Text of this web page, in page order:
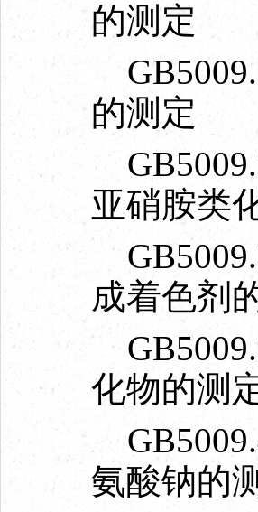
的测定
的测定
亚硝胺类
成着色剂
化物的测
氨酸钠的